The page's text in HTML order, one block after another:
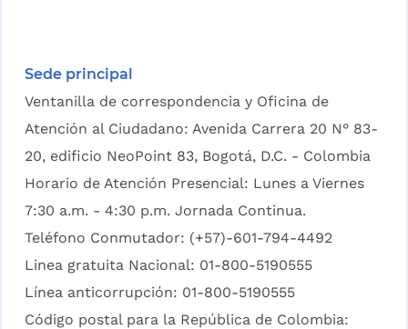
Sede principal
Ventanilla de correspondencia y Oficina de
Atención al Ciudadano: Avenida Carrera 20 N° 83-
20, edificio NeoPoint 83, Bogotá, D.C. - Colombia
Horario de Atención Presencial: Lunes a Viernes
7:30 a.m. - 4:30 p.m. Jornada Continua.
Teléfono Conmutador: (+57)-601-794-4492
Linea gratuita Nacional: 01-800-5190555
Línea anticorrupción: 01-800-5190555
Código postal para la República de Colombia: